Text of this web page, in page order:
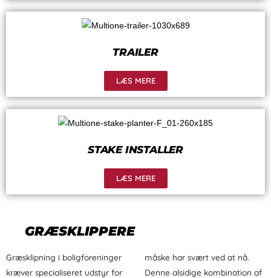
TRAILER
LÆS MERE
STAKE INSTALLER
LÆS MERE
GRÆSKLIPPERE
Græsklipning i boligforeninger
kræver specialiseret udstyr for
måske har svært ved at nå.
Denne alsidige kombination af